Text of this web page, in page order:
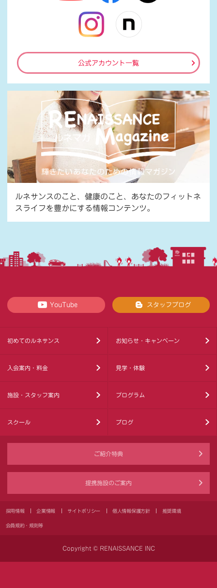
公式アカウント一覧
ルネサンスのこと、健康のこと、あなたのフィットネ
スライフを豊かにする情報コンテンツ。
YouTube スタッフブログ
初めてのルネサンス お知らせ・キャンペーン
入会案内・料金 見学・体験
施設・スタッフ案内 プログラム
スクール ブログ
ご紹介特典
提携施設のご案内
採用情報 企業情報 サイトポリシー 個人情報保護方針 推奨環境
会員規約・規則等
Copyright © RENAISSANCE INC